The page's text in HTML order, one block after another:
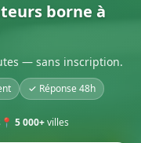
borne à
— sans inscription.
✓ Réponse 48h
📍 5 000+villes